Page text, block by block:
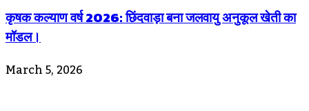
कृषक कल्याण वर्ष 2026: छिंदवाड़ा बना जलवायु अनुकूल खेती का
मॉडल।
March 5, 2026